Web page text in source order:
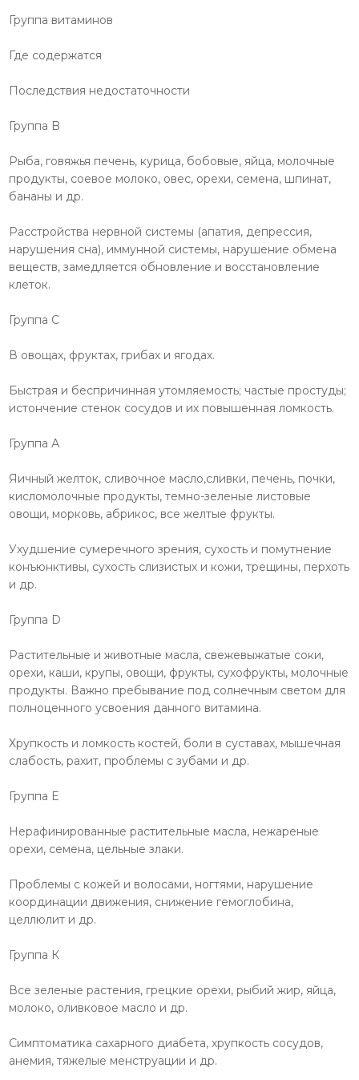
Группа витаминов
Где содержатся
Последствия недостаточности
Группа B
Рыба, говяжья печень, курица, бобовые, яйца, молочные
продукты, соевое молоко, овес, орехи, семена, шпинат,
бананы и др.
Расстройства нервной системы (апатия, депрессия,
нарушения сна), иммунной системы, нарушение обмена
веществ, замедляется обновление и восстановление
клеток.
Группа С
В овощах, фруктах, грибах и ягодах.
Быстрая и беспричинная утомляемость; частые простуды;
истончение стенок сосудов и их повышенная ломкость.
Группа А
Яичный желток, сливочное масло,сливки, печень, почки,
кисломолочные продукты, темно-зеленые листовые
овощи, морковь, абрикос, все желтые фрукты.
Ухудшение сумеречного зрения, сухость и помутнение
конъюнктивы, сухость слизистых и кожи, трещины, перхоть
и др.
Группа D
Растительные и животные масла, свежевыжатые соки,
орехи, каши, крупы, овощи, фрукты, сухофрукты, молочные
продукты. Важно пребывание под солнечным светом для
полноценного усвоения данного витамина.
Хрупкость и ломкость костей, боли в суставах, мышечная
слабость, рахит, проблемы с зубами и др.
Группа Е
Нерафинированные растительные масла, нежареные
орехи, семена, цельные злаки.
Проблемы с кожей и волосами, ногтями, нарушение
координации движения, снижение гемоглобина,
целлюлит и др.
Группа К
Все зеленые растения, грецкие орехи, рыбий жир, яйца,
молоко, оливковое масло и др.
Симптоматика сахарного диабета, хрупкость сосудов,
анемия, тяжелые менструации и др.